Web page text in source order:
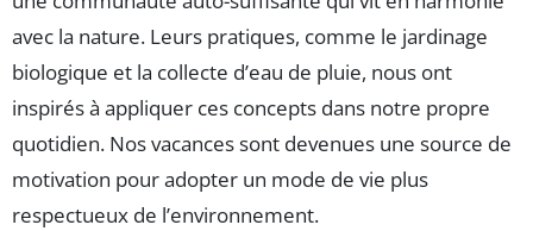
avec la nature. Leurs pratiques, comme le jardinage
biologique et la collecte d’eau de pluie, nous ont
inspirés à appliquer ces concepts dans notre propre
quotidien. Nos vacances sont devenues une source de
motivation pour adopter un mode de vie plus
respectueux de l’environnement.